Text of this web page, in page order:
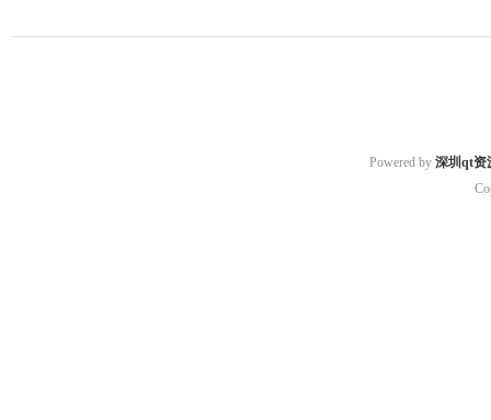
Powered by 深圳qt资